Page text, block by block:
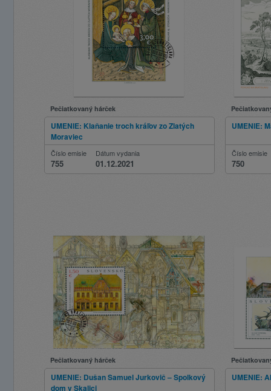
Pečiatkovaný hárček
UMENIE: Klaňanie troch kráľov zo Zlatých
Moraviec
Číslo emisie
755
Dátum vydania
01.12.2021
UMENIE:
Číslo emisie
750
Pečiatkovaný hárček
UMENIE: Dušan Samuel Jurkovič – Spolkový
dom v Skalici
UMENIE: